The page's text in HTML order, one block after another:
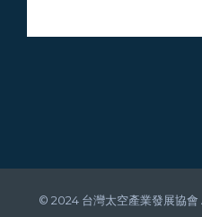
© 2024 台灣太空產業發展協